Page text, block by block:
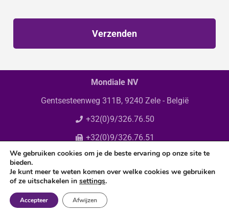
Verzenden
Mondiale NV
Gentsesteenweg 311B, 9240 Zele - België
+32(0)9/326.76.50
+32(0)9/326.76.51
info@mondiale.be
© Copyright 2025 Mondiale N.V. All rights reserved.
We gebruiken cookies om je de beste ervaring op onze site te
bieden.
Je kunt meer te weten komen over welke cookies we gebruiken
of ze uitschakelen in settings.
Accepteer Afwijzen